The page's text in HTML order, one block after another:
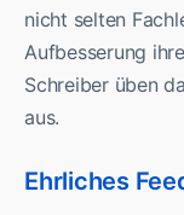
nicht selten
Aufbesserung
Schreiber üben
aus.
Ehrliches